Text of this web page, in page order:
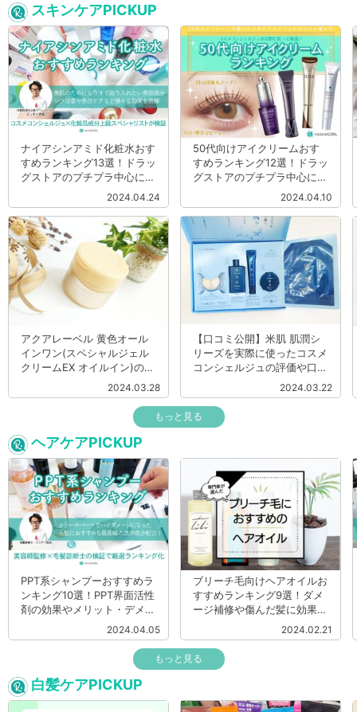
スキンケアPICKUP
ナイアシンアミド化粧水おす
すめランキング13選！ドラッ
グストアのプチプラ中心にコ
スメコンシェルジュが使って
優秀商品を厳選
2024.04.24
50代向けアイクリームおす
すめランキング12選！ドラッ
グストアのプチプラ中心にま
ぶたのハリを復活させるよう
な優秀商品を厳選
2024.04.10
アクアレーベル 黄色オール
インワン(スペシャルジェル
クリームEX オイルイン)の口
コミを大公開！実際に使った
プロの感想も
2024.03.28
【口コミ公開】米肌 肌潤シ
リーズを実際に使ったコスメ
コンシェルジュの評価や口コ
2024.03.22
もっと見る
ヘアケアPICKUP
PPT系シャンプーおすすめラ
ンキング10選！PPT界面活性
剤の効果やメリット・デメリ
ットを美容師監修のもと紹介
2024.04.05
ブリーチ毛向けヘアオイルお
すすめランキング9選！ダメ
ージ補修や傷んだ髪に効果的
な市販商品を厳選比較2024.02.21
もっと見る
白髪ケアPICKUP